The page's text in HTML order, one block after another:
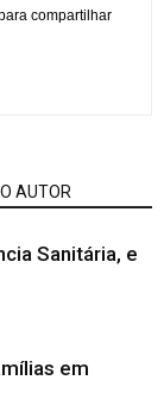
compartilhar
AUTOR
Sanitária, e
em